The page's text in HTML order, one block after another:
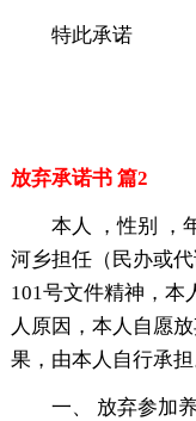
特此承诺
放弃承诺书 篇2
本人 ，性别 ，
河乡担任（民办或
101号文件精神，本
人原因，本人自愿
果，由本人自行承担
一、 放弃参加